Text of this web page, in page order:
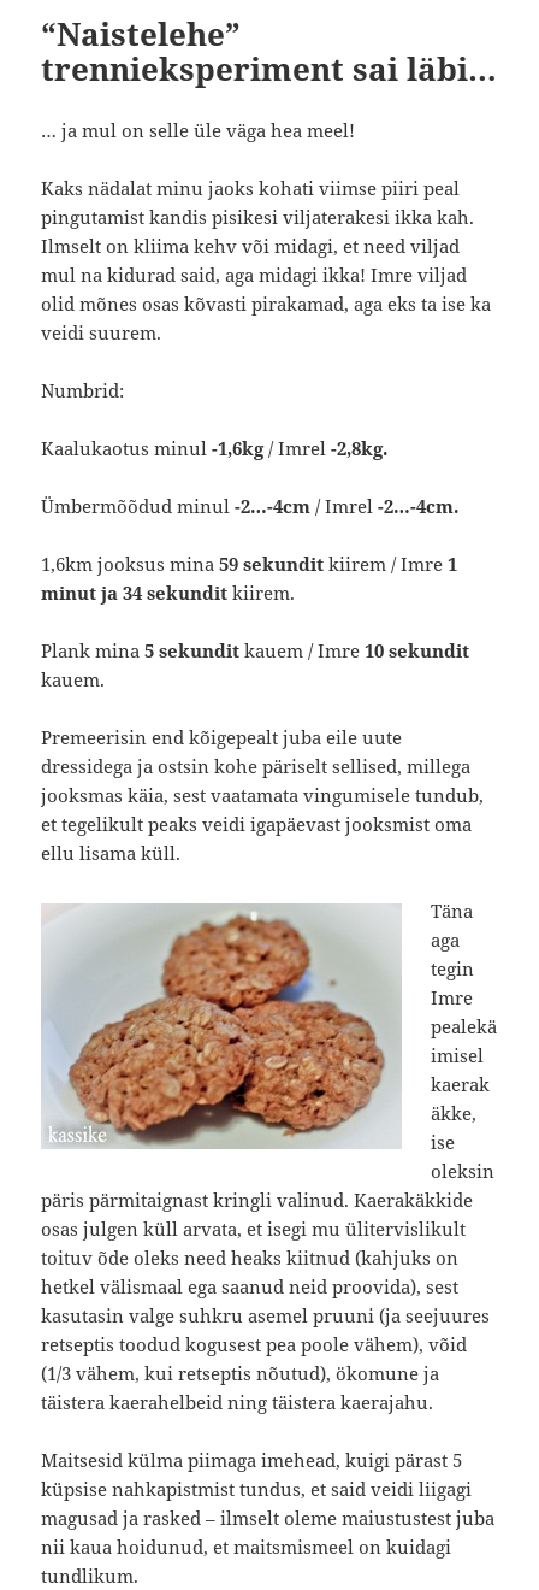
“Naistelehe”
trennieksperiment sai läbi…
… ja mul on selle üle väga hea meel!
Kaks nädalat minu jaoks kohati viimse piiri peal
pingutamist kandis pisikesi viljaterakesi ikka kah.
Ilmselt on kliima kehv või midagi, et need viljad
mul na kidurad said, aga midagi ikka! Imre viljad
olid mõnes osas kõvasti pirakamad, aga eks ta ise ka
veidi suurem.
Numbrid:
Kaalukaotus minul-1,6kg/ Imrel-2,8kg.
Ümbermõõdud minul-2…-4cm / Imrel-2…-4cm.
1,6km jooksus mina 59 sekundit kiirem / Imre 1
minut ja 34 sekundit kiirem.
Plank mina 5 sekundit kauem / Imre 10 sekundit
kauem.
Premeerisin end kõigepealt juba eile uute
dressidega ja ostsin kohe päriselt sellised, millega
jooksmas käia, sest vaatamata vingumisele tundub,
et tegelikult peaks veidi igapäevast jooksmist oma
ellu lisama küll.
Täna
aga
tegin
Imre
pealekä
imisel
kaerak
äkke,
ise
oleksin
päris pärmitaignast kringli valinud. Kaerakäkkide
osas julgen küll arvata, et isegi mu ülitervislikult
toituv õde oleks need heaks kiitnud (kahjuks on
hetkel välismaal ega saanud neid proovida), sest
kasutasin valge suhkru asemel pruuni (ja seejuures
retseptis toodud kogusest pea poole vähem), võid
(1/3 vähem, kui retseptis nõutud), ökomune ja
täistera kaerahelbeid ning täistera kaerajahu.
Maitsesid külma piimaga imehead, kuigi pärast 5
küpsise nahkapistmist tundus, et said veidi liigagi
magusad ja rasked – ilmselt oleme maiustustest juba
nii kaua hoidunud, et maitsmismeel on kuidagi
tundlikum.